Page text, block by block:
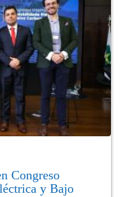
Congreso
y Bajo